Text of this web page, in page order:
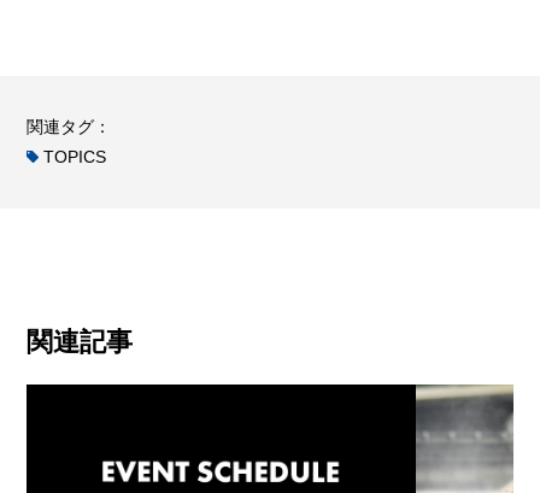
関連タグ：
TOPICS
関連記事